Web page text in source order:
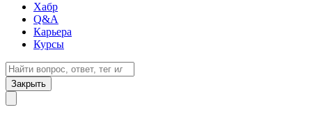
Хабр
Q&A
Карьера
Курсы
Закрыть